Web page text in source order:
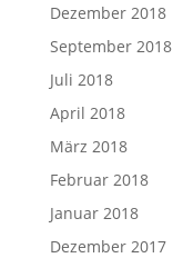
Dezember 2018
September 2018
Juli 2018
April 2018
März 2018
Februar 2018
Januar 2018
Dezember 2017